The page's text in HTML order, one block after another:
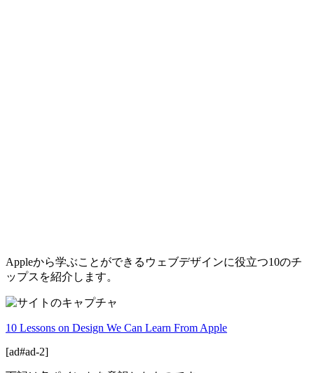
Appleから学ぶことができるウェブデザインに役立つ10のチ
ップスを紹介します。
10 Lessons on Design We Can Learn From Apple
[ad#ad-2]